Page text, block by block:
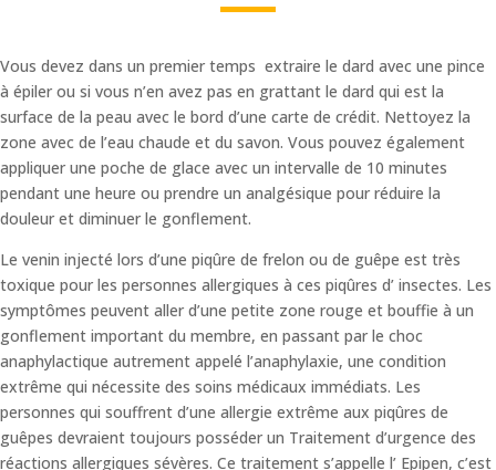
Vous devez dans un premier temps extraire le dard avec une pince
à épiler ou si vous n’en avez pas en grattant le dard qui est la
surface de la peau avec le bord d’une carte de crédit. Nettoyez la
zone avec de l’eau chaude et du savon. Vous pouvez également
appliquer une poche de glace avec un intervalle de 10 minutes
pendant une heure ou prendre un analgésique pour réduire la
douleur et diminuer le gonflement.
Le venin injecté lors d’une piqûre de frelon ou de guêpe est très
toxique pour les personnes allergiques à ces piqûres d’ insectes. Les
symptômes peuvent aller d’une petite zone rouge et bouffie à un
gonflement important du membre, en passant par le choc
anaphylactique autrement appelé l’anaphylaxie, une condition
extrême qui nécessite des soins médicaux immédiats. Les
personnes qui souffrent d’une allergie extrême aux piqûres de
guêpes devraient toujours posséder un Traitement d’urgence des
réactions allergiques sévères. Ce traitement s’appelle l’ Epipen, c’est